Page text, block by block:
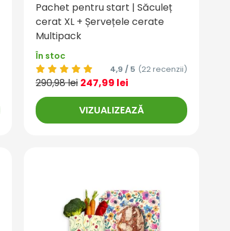
Pachet pentru start | Săculeț
cerat XL + Șervețele cerate
Multipack
În stoc
4,9 / 5 (22 recenzii)
290,98 lei 247,99 lei
VIZUALIZEAZĂ